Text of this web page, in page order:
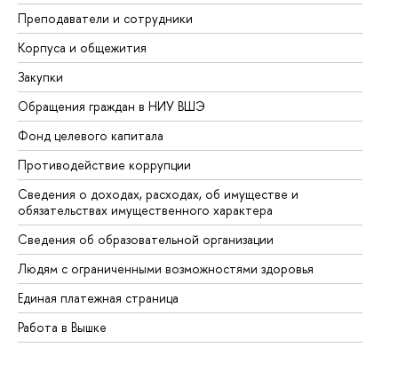
Преподаватели и сотрудники
Корпуса и общежития
Закупки
Обращения граждан в НИУ ВШЭ
Фонд целевого капитала
Противодействие коррупции
Сведения о доходах, расходах, об имуществе и
обязательствах имущественного характера
Сведения об образовательной организации
Людям с ограниченными возможностями здоровья
Единая платежная страница
Работа в Вышке